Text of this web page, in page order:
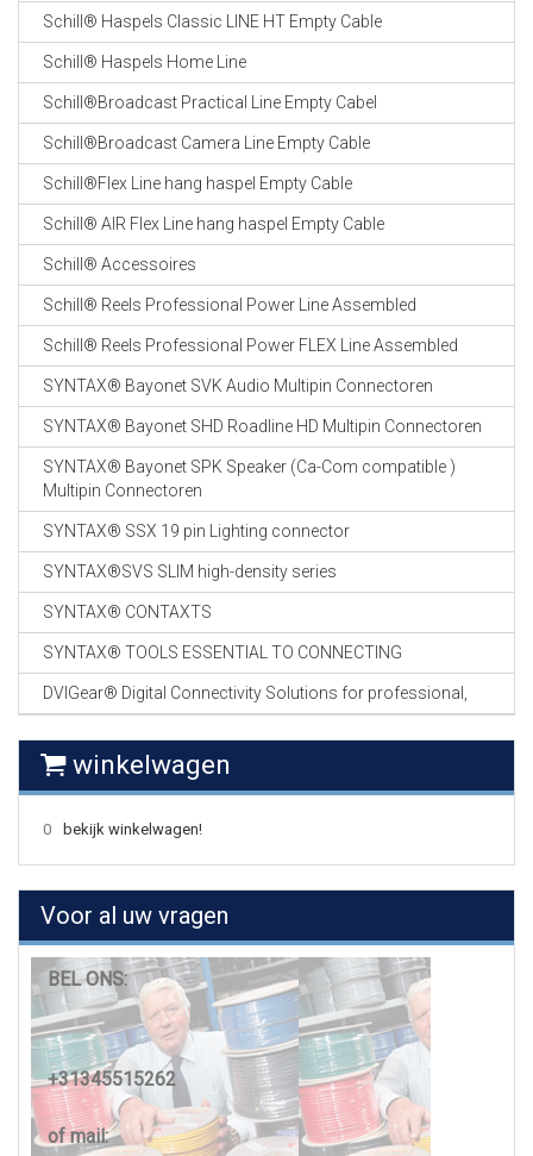
Schill® Haspels Classic LINE HT Empty Cable
Schill® Haspels Home Line
Schill®Broadcast Practical Line Empty Cabel
Schill®Broadcast Camera Line Empty Cable
Schill®Flex Line hang haspel Empty Cable
Schill® AIR Flex Line hang haspel Empty Cable
Schill® Accessoires
Schill® Reels Professional Power Line Assembled
Schill® Reels Professional Power FLEX Line Assembled
SYNTAX® Bayonet SVK Audio Multipin Connectoren
SYNTAX® Bayonet SHD Roadline HD Multipin Connectoren
SYNTAX® Bayonet SPK Speaker (Ca-Com compatible )
Multipin Connectoren
SYNTAX® SSX 19 pin Lighting connector
SYNTAX®SVS SLIM high-density series
SYNTAX® CONTAXTS
SYNTAX® TOOLS ESSENTIAL TO CONNECTING
DVIGear® Digital Connectivity Solutions for professional,
winkelwagen
0 bekijk winkelwagen!
Voor al uw vragen
BEL ONS:
+31345515262
of mail: